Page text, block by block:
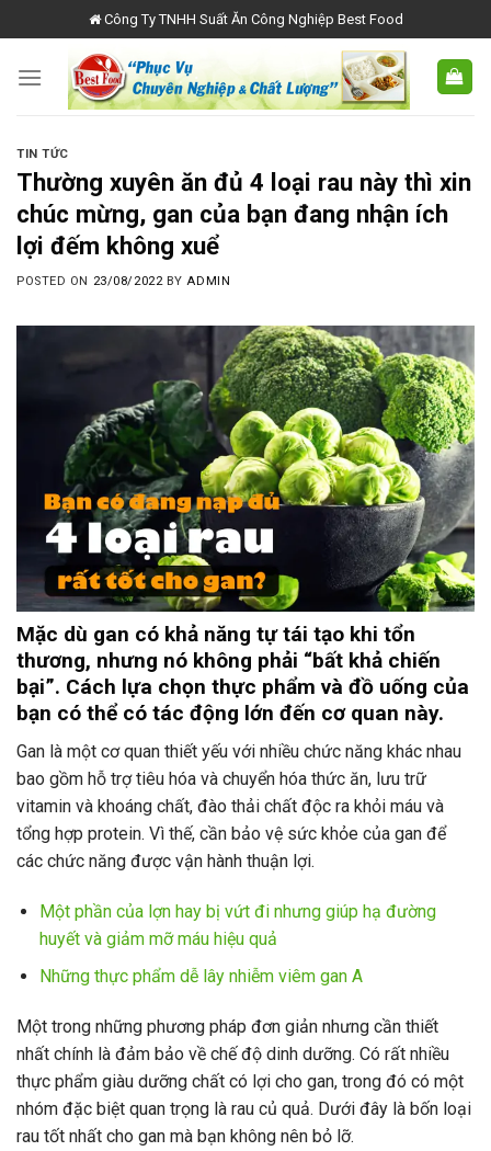
to
content
Công Ty TNHH Suất Ăn Công Nghiệp Best Food
TIN TỨC
Thường xuyên ăn đủ 4 loại rau này thì xin
chúc mừng, gan của bạn đang nhận ích
lợi đếm không xuể
POSTED ON 23/08/2022BYADMIN
Mặc dù gan có khả năng tự tái tạo khi tổn
thương, nhưng nó không phải “bất khả chiến
bại”. Cách lựa chọn thực phẩm và đồ uống của
bạn có thể có tác động lớn đến cơ quan này.
Gan là một cơ quan thiết yếu với nhiều chức năng khác nhau
bao gồm hỗ trợ tiêu hóa và chuyển hóa thức ăn, lưu trữ
vitamin và khoáng chất, đào thải chất độc ra khỏi máu và
tổng hợp protein. Vì thế, cần bảo vệ sức khỏe của gan để
các chức năng được vận hành thuận lợi.
Một phần của lợn hay bị vứt đi nhưng giúp hạ đường
huyết và giảm mỡ máu hiệu quả
Những thực phẩm dễ lây nhiễm viêm gan A
Một trong những phương pháp đơn giản nhưng cần thiết
nhất chính là đảm bảo về chế độ dinh dưỡng. Có rất nhiều
thực phẩm giàu dưỡng chất có lợi cho gan, trong đó có một
nhóm đặc biệt quan trọng là rau củ quả. Dưới đây là bốn loại
rau tốt nhất cho gan mà bạn không nên bỏ lỡ.